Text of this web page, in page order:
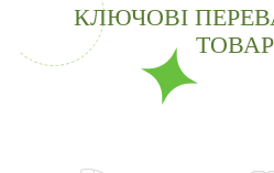
КЛЮЧОВІ